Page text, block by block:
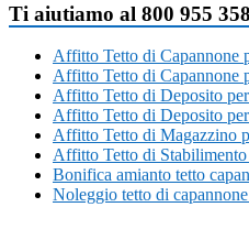
Ti aiutiamo al 800 955
Affitto Tetto di Capannone
Affitto Tetto di Capannone
Affitto Tetto di Deposito
Affitto Tetto di Deposito
Affitto Tetto di Magazzino
Affitto Tetto di
Bonifica amianto tetto
Noleggio tetto di